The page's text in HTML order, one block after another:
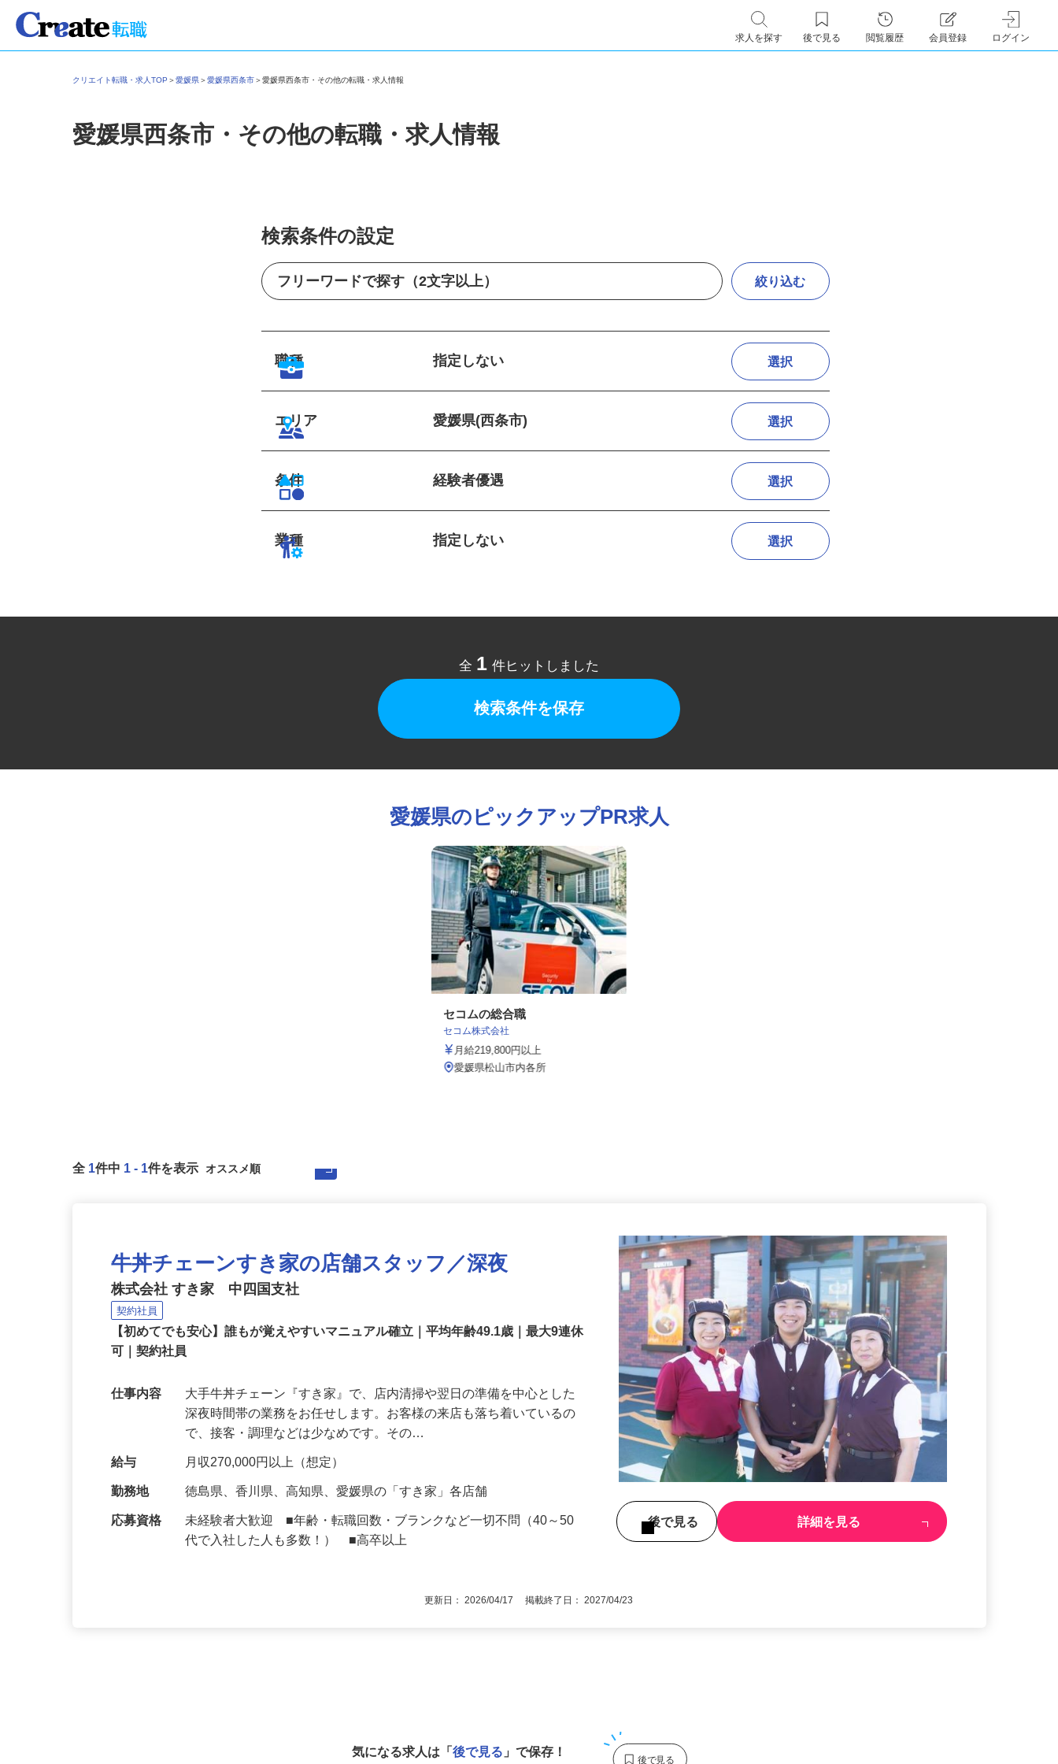
求人を探す 後で見る 閲覧履歴 会員登録 ログイン
クリエイト転職・求人TOP＞愛媛県＞愛媛県西条市＞愛媛県西条市・その他の転職・求人情報
愛媛県西条市・その他の転職・求人情報
検索条件の設定
絞り込む
職種 指定しない 選択
エリア 愛媛県(西条市) 選択
条件 経験者優遇 選択
業種 指定しない 選択
全1件ヒットしました
検索条件を保存
愛媛県のピックアップPR求人
セコムの総合職
セコム株式会社
月給219,800円以上
牛丼チェーンすき家の店舗スタッフ／深夜
株式会社 すき家 中四国支社
契約社員
【初めてでも安心】誰もが覚えやすいマニュアル確立｜平均年齢49.1歳｜最大9連休
大手牛丼チェーン『すき家』で、店内清掃や翌日の準備を中心とした
深夜時間帯の業務をお任せします。お客様の来店も落ち着いているの
で、接客・調理などは少なめです。その…
給与 月収270,000円以上（想定）
勤務地 徳島県、香川県、高知県、愛媛県の「すき家」各店舗
未経験者大歓迎 ■年齢・転職回数・ブランクなど一切不問（40～50 後で見る 詳細を見る